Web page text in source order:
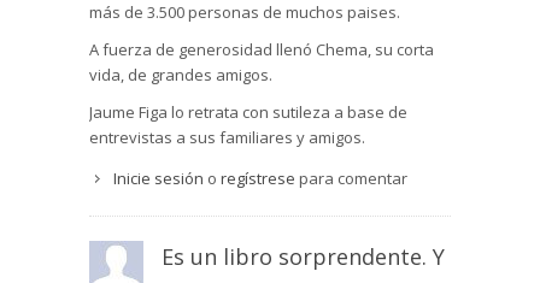
más de 3.500 personas de muchos paises.
A fuerza de generosidad llenó Chema, su corta
vida, de grandes amigos.
Jaume Figa lo retrata con sutileza a base de
entrevistas a sus familiares y amigos.
Inicie sesión o regístrese para comentar
Es un libro sorprendente. Y